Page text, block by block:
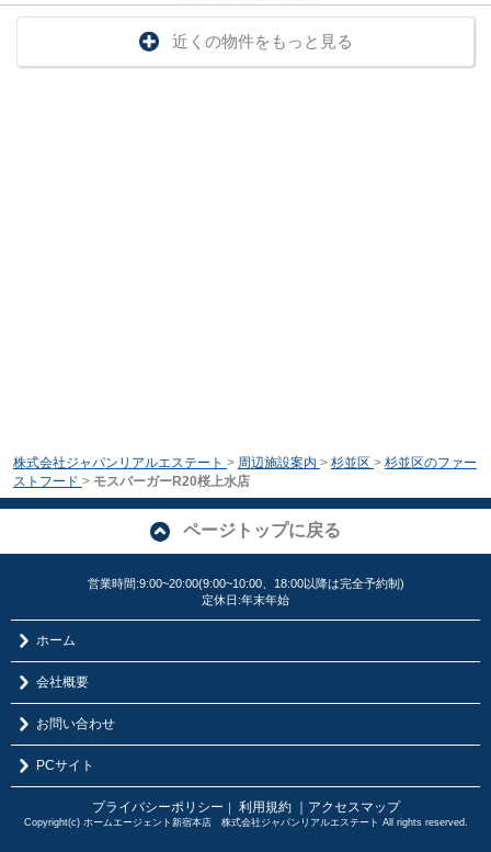
近くの物件をもっと見る
株式会社ジャパンリアルエステート > 周辺施設案内 > 杉並区 > 杉並区のファー
ストフード > モスバーガーR20桜上水店
ページトップに戻る
営業時間:9:00~20:00(9:00~10:00、18:00以降は完全予約制)
定休日:年末年始
ホーム
会社概要
お問い合わせ
PCサイト
プライバシーポリシー ｜ 利用規約 ｜アクセスマップ
Copyright(c) ホームエージェント新宿本店 株式会社ジャパンリアルエステート All rights reserved.